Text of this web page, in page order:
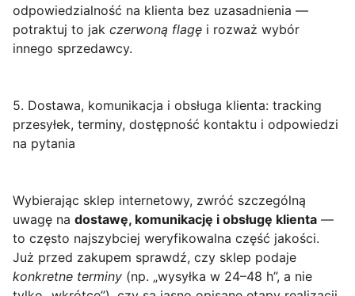
odpowiedzialność na klienta bez uzasadnienia —
potraktuj to jak czerwoną flagę i rozważ wybór
innego sprzedawcy.
5. Dostawa, komunikacja i obsługa klienta: tracking
przesyłek, terminy, dostępność kontaktu i odpowiedzi
na pytania
Wybierając sklep internetowy, zwróć szczególną
uwagę na dostawę, komunikację i obsługę klienta —
to często najszybciej weryfikowalna część jakości.
Już przed zakupem sprawdź, czy sklep podaje
konkretne terminy (np. „wysyłka w 24–48 h”, a nie